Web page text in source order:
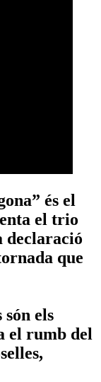
és el
el trio
declaració
que
els
el rumb del